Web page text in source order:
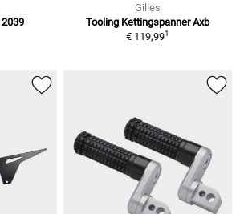
Gilles
Tooling Kettingspanner Axb
€ 119,991